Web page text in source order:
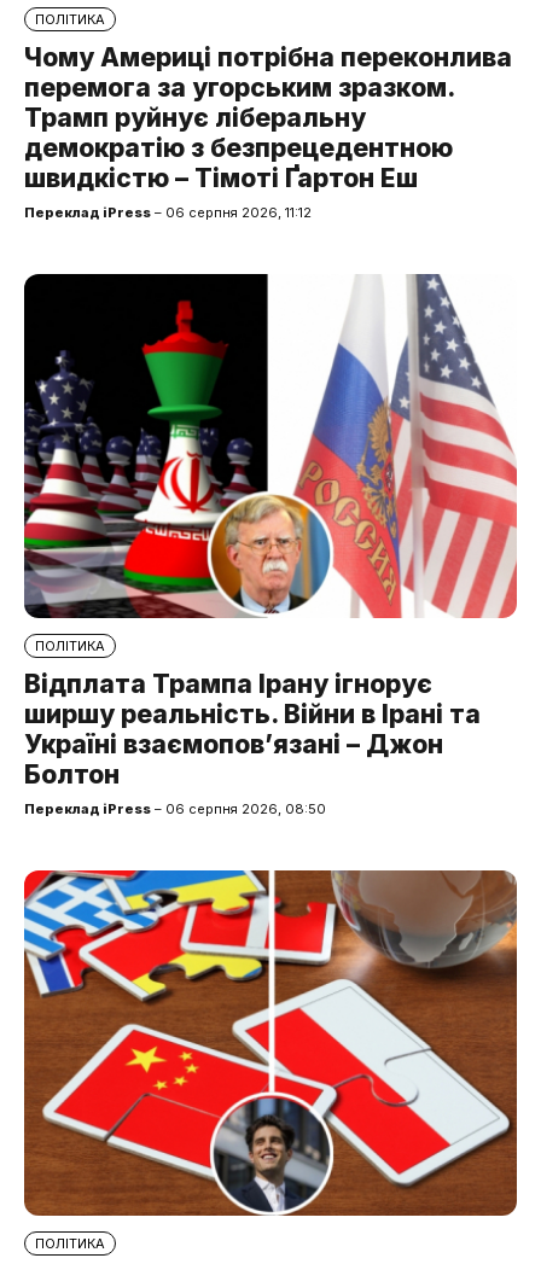
ПОЛІТИКА
Чому Америці потрібна переконлива
перемога за угорським зразком.
Трамп руйнує ліберальну
демократію з безпрецедентною
швидкістю – Тімоті Ґартон Еш
Переклад iPress – 06 серпня 2026, 11:12
ПОЛІТИКА
Відплата Трампа Ірану ігнорує
ширшу реальність. Війни в Ірані та
Україні взаємопов’язані – Джон
Болтон
Переклад iPress – 06 серпня 2026, 08:50
ПОЛІТИКА